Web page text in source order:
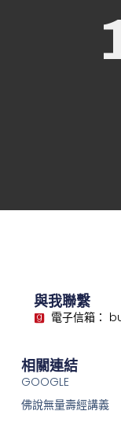
與我聯繫
電子信箱：
相關連結
GOOGLE
佛說無量壽經講義